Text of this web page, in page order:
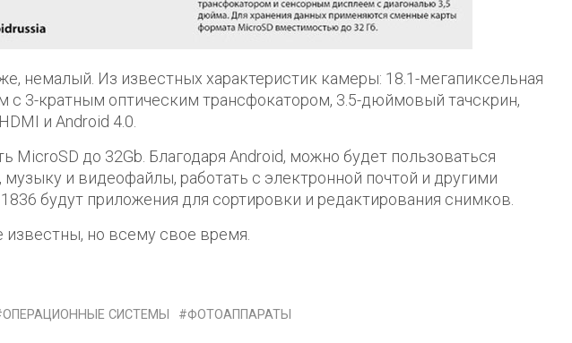
немалый. Из известных характеристик камеры: 18.1-мегапиксельная
с 3-кратным оптическим трансфокатором, 3.5-дюймовый тачскрин,
и Android 4.0.
MicroSD до 32Gb. Благодаря Android, можно будет пользоваться
музыку и видеофайлы, работать с электронной почтой и другими
будут приложения для сортировки и редактирования снимков.
известны, но всему свое время.
ОПЕРАЦИОННЫЕ СИСТЕМЫ ФОТОАППАРАТЫ